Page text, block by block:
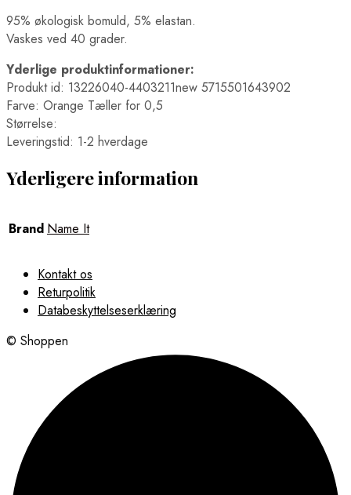
95% økologisk bomuld, 5% elastan.
Vaskes ved 40 grader.
Yderlige produktinformationer:
Produkt id: 13226040-4403211new 5715501643902
Farve: Orange Tæller for 0,5
Størrelse:
Leveringstid: 1-2 hverdage
Yderligere information
Brand Name It
Kontakt os
Returpolitik
Databeskyttelseserklæring
© Shoppen